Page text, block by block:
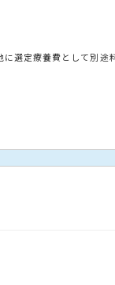
選定療養費として別途